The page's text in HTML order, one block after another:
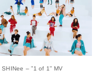
SHINee – ”1 of 1” MV